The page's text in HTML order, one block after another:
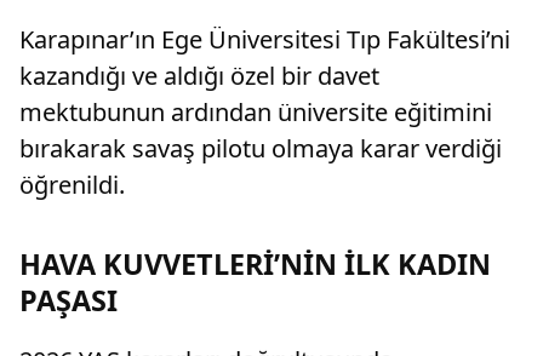
Karapınar’ın Ege Üniversitesi Tıp Fakültesi’ni
kazandığı ve aldığı özel bir davet
mektubunun ardından üniversite eğitimini
bırakarak savaş pilotu olmaya karar verdiği
öğrenildi.
HAVA KUVVETLERİ’NİN İLK KADIN
PAŞASI